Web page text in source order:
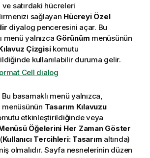
satırdaki hücreleri
sağlayan Hücreyi Özel
diyalog penceresini açar. Bu
menü yalnızca Görünüm menüsünün
Çizgisikomutu
kullanılabilir duruma gelir.
Cell dialog
Bu basamaklı menü yalnızca,
menüsünün Tasarım Kılavuzu
etkinleştirildiğinde veya
Öğelerini Her Zaman Göster
Kullanıcı Tercihleri: Tasarım altında)
olmalıdır. Sayfa nesnelerinin düzen